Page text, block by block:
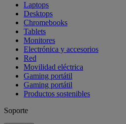
Laptops
Desktops
Chromebooks
Tablets
Monitores
Electrónica y accesorios
Red
Movilidad eléctrica
Gaming portátil
Gaming portátil
Productos sostenibles
Soporte